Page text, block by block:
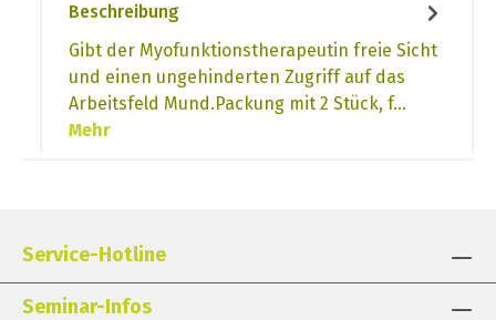
Beschreibung
Gibt der Myofunktionstherapeutin freie Sicht
und einen ungehinderten Zugriff auf das
Arbeitsfeld Mund.Packung mit 2 Stück, f…
Mehr
Service-Hotline
Seminar-Infos